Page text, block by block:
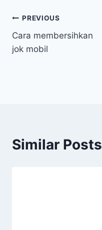
Post
navigation
PREVIOUS
Cara membersihkan
jok mobil
Similar Posts